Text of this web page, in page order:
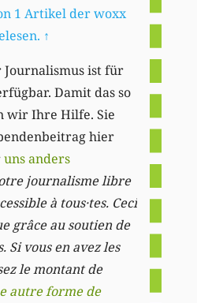
1 Artikel der woxx
↑
ist für
Damit das so
wir Ihre Hilfe. Sie
hier
uns anders
journalisme libre
à tous·tes. Ceci
grâce au soutien de
Si vous en avez les
le montant de
autre forme de